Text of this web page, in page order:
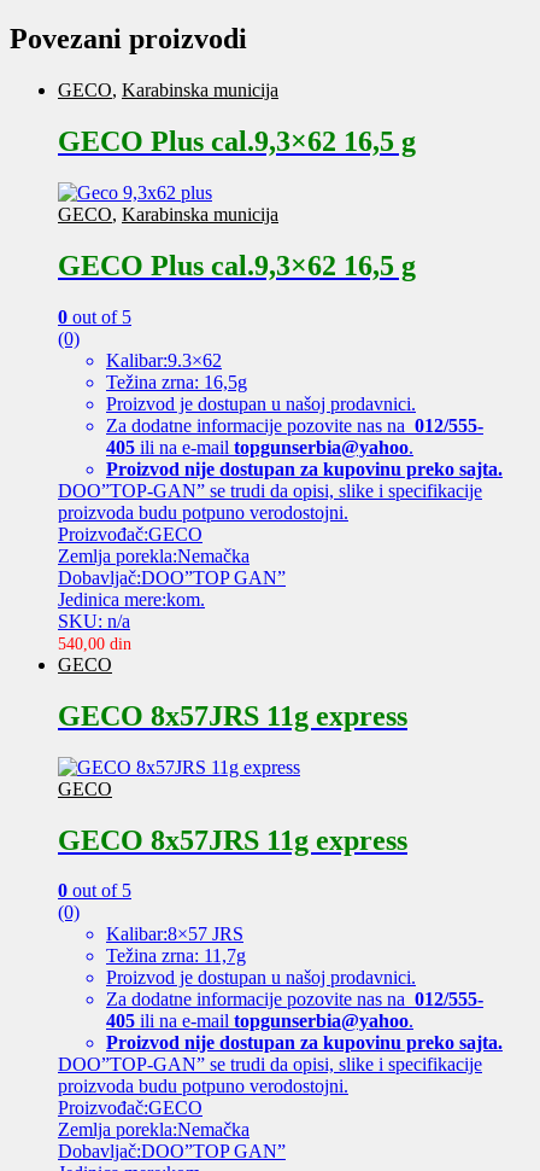
Povezani proizvodi
GECO, Karabinska municija
GECO Plus cal.9,3×62 16,5 g
GECO, Karabinska municija
GECO Plus cal.9,3×62 16,5 g
0 out of 5
(0)
Kalibar:9.3×62
Težina zrna: 16,5g
Proizvod je dostupan u našoj prodavnici.
Za dodatne informacije pozovite nas na 012/555-
405 ili na e-mail topgunserbia@yahoo.
Proizvod nije dostupan za kupovinu preko sajta.
DOO”TOP-GAN” se trudi da opisi, slike i specifikacije
proizvoda budu potpuno verodostojni.
Proizvođač:GECO
Zemlja porekla:Nemačka
Dobavljač:DOO”TOP GAN”
Jedinica mere:kom.
SKU: n/a
540,00 din
GECO
GECO 8x57JRS 11g express
GECO
GECO 8x57JRS 11g express
0 out of 5
(0)
Kalibar:8×57 JRS
Težina zrna: 11,7g
Proizvod je dostupan u našoj prodavnici.
Za dodatne informacije pozovite nas na 012/555-
405 ili na e-mail topgunserbia@yahoo.
Proizvod nije dostupan za kupovinu preko sajta.
DOO”TOP-GAN” se trudi da opisi, slike i specifikacije
proizvoda budu potpuno verodostojni.
Proizvođač:GECO
Zemlja porekla:Nemačka
Dobavljač:DOO”TOP GAN”